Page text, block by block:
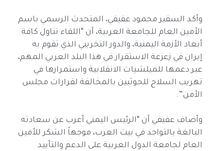
وأكد السفير محمود عفيفي، المتحدث الرسمي باسم
الأمين العام للجامعة العربية، أن “اللقاء تناول كافة
أبعاد الأزمة اليمنية، والدور التخريبي الذي تقوم به
إيران في زعزعة الاستقرار في هذا البلد العربي المهم،
عبر دعمها للميلشيات الانقلابية واستمرارها في
تهريب السلاح للحوثيين بالمخالفة لقرارات مجلس
الأمن”.
وأضاف عفيفي أن “الرئيس اليمني أعرب عن سعادته
البالغة بالتواجد في بيت العرب، موجهاً الشكر للأمين
العام لجامعة الدول العربية على الدعم والتأييد